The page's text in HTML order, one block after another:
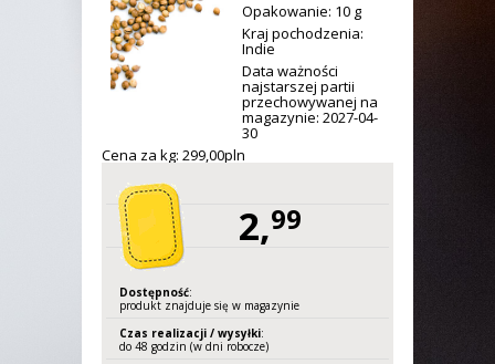
Opakowanie: 10 g
Kraj pochodzenia:
Indie
Data ważności
najstarszej partii
przechowywanej na
magazynie: 2027-04-
30
Cena za kg: 299,00pln
2,99
Dostępność:
produkt znajduje się w magazynie
Czas realizacji / wysyłki:
do 48 godzin (w dni robocze)